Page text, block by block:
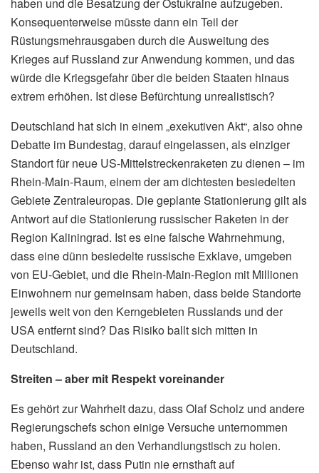
Konsequenterweise müsste dann ein Teil der
Rüstungsmehrausgaben durch die Ausweitung des
Krieges auf Russland zur Anwendung kommen, und das
würde die Kriegsgefahr über die beiden Staaten hinaus
extrem erhöhen. Ist diese Befürchtung unrealistisch?
Deutschland hat sich in einem „exekutiven Akt“, also ohne
Debatte im Bundestag, darauf eingelassen, als einziger
Standort für neue US-Mittelstreckenraketen zu dienen – im
Rhein-Main-Raum, einem der am dichtesten besiedelten
Gebiete Zentraleuropas. Die geplante Stationierung gilt als
Antwort auf die Stationierung russischer Raketen in der
Region Kaliningrad. Ist es eine falsche Wahrnehmung,
dass eine dünn besiedelte russische Exklave, umgeben
von EU-Gebiet, und die Rhein-Main-Region mit Millionen
Einwohnern nur gemeinsam haben, dass beide Standorte
jeweils weit von den Kerngebieten Russlands und der
USA entfernt sind? Das Risiko ballt sich mitten in
Deutschland.
Streiten – aber mit Respekt voreinander
Es gehört zur Wahrheit dazu, dass Olaf Scholz und andere
Regierungschefs schon einige Versuche unternommen
haben, Russland an den Verhandlungstisch zu holen.
Ebenso wahr ist, dass Putin nie ernsthaft auf